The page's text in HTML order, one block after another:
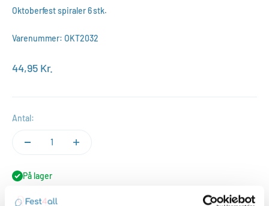
Oktoberfest spiraler 6 stk.
Varenummer: OKT2032
Salgspris
44,95 Kr.
Antal:
På lager